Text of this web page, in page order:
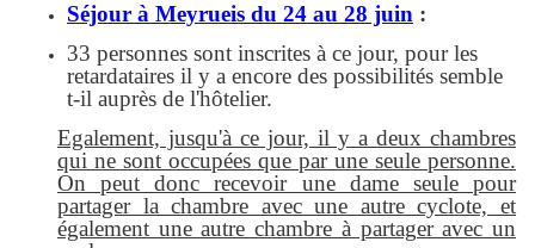
Séjour à Meyrueis du 24 au 28 juin :
33 personnes sont inscrites à ce jour, pour les
retardataires il y a encore des possibilités semble
t-il auprès de l'hôtelier.
Egalement, jusqu'à ce jour, il y a deux chambres
qui ne sont occupées que par une seule personne.
On peut donc recevoir une dame seule pour
partager la chambre avec une autre cyclote, et
également une autre chambre à partager avec un